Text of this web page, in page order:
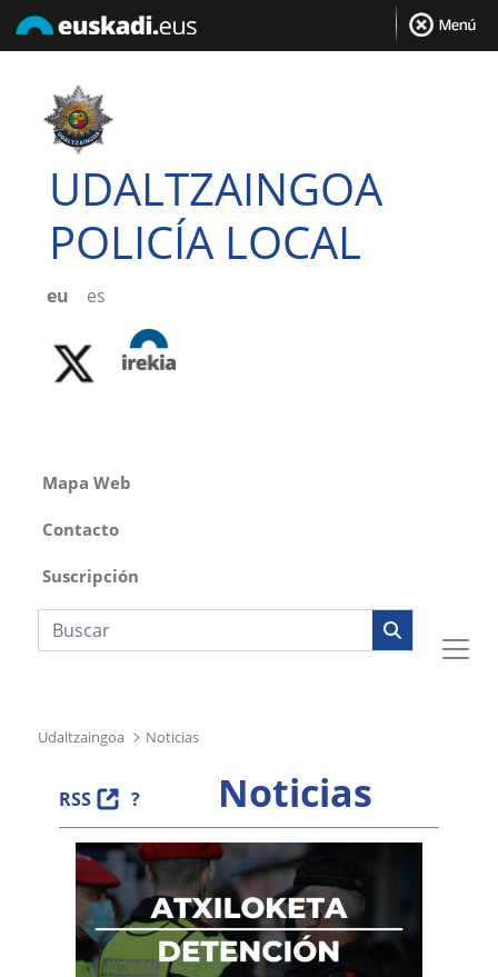
UDALTZAINGOA
POLICÍA LOCAL
eu es
Mapa Web
Contacto
Suscripción
Búsqueda web
Udaltzaingoa Noticias
RSS ? Noticias